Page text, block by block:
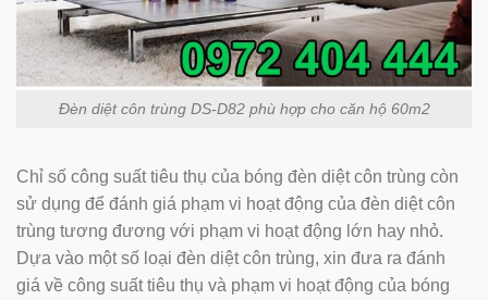
Đèn diệt côn trùng DS-D82 phù hợp cho căn hộ 60m2
Chỉ số công suất tiêu thụ của bóng đèn diệt côn trùng còn
sử dụng để đánh giá phạm vi hoạt động của đèn diệt côn
trùng tương đương với phạm vi hoạt động lớn hay nhỏ.
Dựa vào một số loại đèn diệt côn trùng, xin đưa ra đánh
giá về công suất tiêu thụ và phạm vi hoạt động của bóng